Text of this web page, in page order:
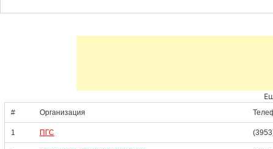
# Организация
1 ПГС